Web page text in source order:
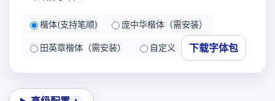
楷体(支持笔顺) 庞中华楷体（需安装）
田英章楷体（需安装） 自定义 下载字体包